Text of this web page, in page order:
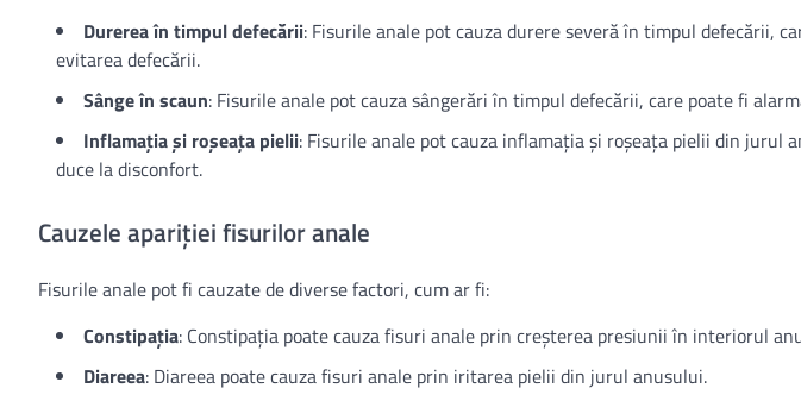
Durerea în timpul defecării: Fisurile anale pot cauza durere severă în timpul defecării,
evitarea defecării.
Sânge în scaun: Fisurile anale pot cauza sângerări în timpul defecării, care poate fi
Inflamația și roșeața pielii: Fisurile anale pot cauza inflamația și roșeața pielii din jurul
duce la disconfort.
Cauzele apariției fisurilor anale
Fisurile anale pot fi cauzate de diverse factori, cum ar fi:
Constipația: Constipația poate cauza fisuri anale prin creșterea presiunii în interiorul
Diareea: Diareea poate cauza fisuri anale prin iritarea pielii din jurul anusului.